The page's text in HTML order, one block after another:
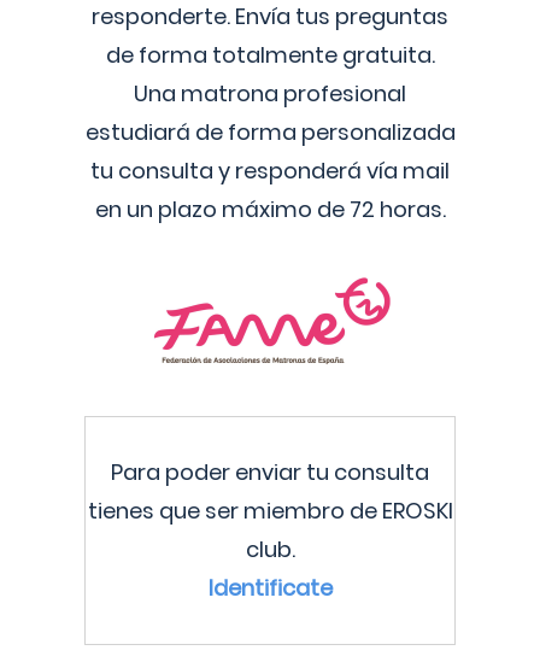
responderte. Envía tus preguntas
de forma totalmente gratuita.
Una matrona profesional
estudiará de forma personalizada
tu consulta y responderá vía mail
en un plazo máximo de 72 horas.
Para poder enviar tu consulta
tienes que ser miembro de EROSKI
club.
Identificate